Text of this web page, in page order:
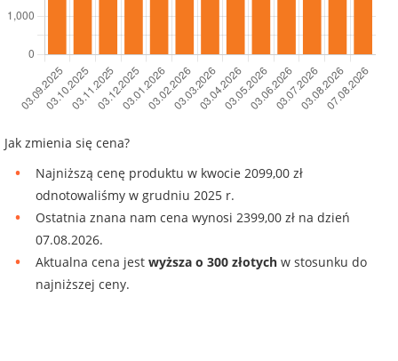
Jak zmienia się cena?
Najniższą cenę produktu w kwocie 2099,00 zł
odnotowaliśmy w grudniu 2025 r.
Ostatnia znana nam cena wynosi 2399,00 zł na dzień
07.08.2026.
Aktualna cena jest wyższa o 300 złotych w stosunku do
najniższej ceny.